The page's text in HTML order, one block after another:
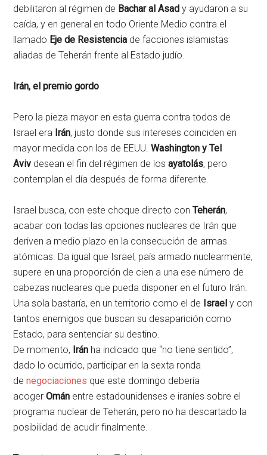
debilitaron al régimen de Bachar al Asady ayudaron a su
caída, y en general en todo Oriente Medio contra el
llamado Eje de Resistencia de facciones islamistas
aliadas de Teherán frente al Estado judío.
Irán, el premio gordo
Pero la pieza mayor en esta guerra contra todos de
Israel era Irán, justo donde sus intereses coinciden en
mayor medida con los de EEUU.Washington y Tel
Aviv desean el fin del régimen de losayatolás, pero
contemplan el día después de forma diferente.
Israel busca, con este choque directo conTeherán,
acabar con todas las opciones nucleares de Irán que
deriven a medio plazo en la consecución de armas
atómicas. Da igual que Israel, país armado nuclearmente,
supere en una proporción de cien a una ese número de
cabezas nucleares que pueda disponer en el futuro Irán.
Una sola bastaría, en un territorio como el de Israely con
tantos enemigos que buscan su desaparición como
Estado, para sentenciar su destino.
De momento, Irán ha indicado que “no tiene sentido”,
dado lo ocurrido, participar en la sexta ronda
denegociaciones que este domingo debería
acogerOmán entre estadounidenses e iraníes sobre el
programa nuclear de Teherán, pero no ha descartado la
posibilidad de acudir finalmente.